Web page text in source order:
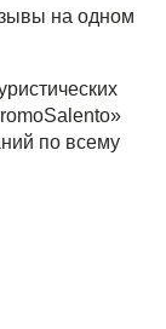
на одном
по всему